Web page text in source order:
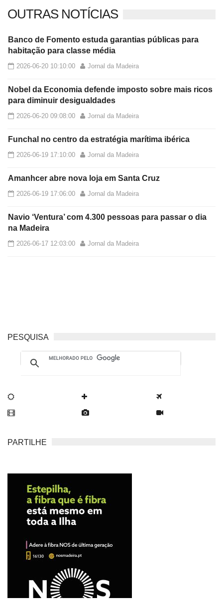
OUTRAS NOTÍCIAS
Banco de Fomento estuda garantias públicas para
habitação para classe média
2026-06-20 10:10:00 Jornal da Madeira
Nobel da Economia defende imposto sobre mais ricos
para diminuir desigualdades
2026-06-20 09:08:00 Jornal da Madeira
Funchal no centro da estratégia marítima ibérica
2026-06-19 17:10:00 Jornal da Madeira
Amanhcer abre nova loja em Santa Cruz
2026-06-19 17:06:00 Jornal da Madeira
Navio ‘Ventura’ com 4.300 pessoas para passar o dia
na Madeira
2026-06-17 12:03:00 Jornal da Madeira
PESQUISA
PARTILHE